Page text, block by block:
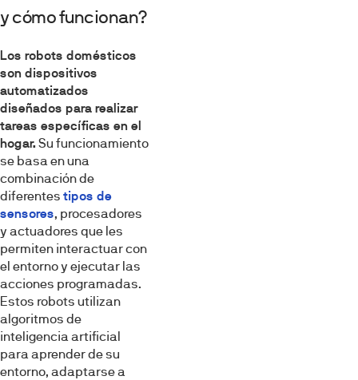
y cómo funcionan?
Los robots domésticos
son dispositivos
automatizados
diseñados para realizar
tareas específicas en el
hogar. Su funcionamiento
se basa en una
combinación de
diferentes tipos de
sensores, procesadores
y actuadores que les
permiten interactuar con
el entorno y ejecutar las
acciones programadas.
Estos robots utilizan
algoritmos de
inteligencia artificial
para aprender de su
entorno, adaptarse a